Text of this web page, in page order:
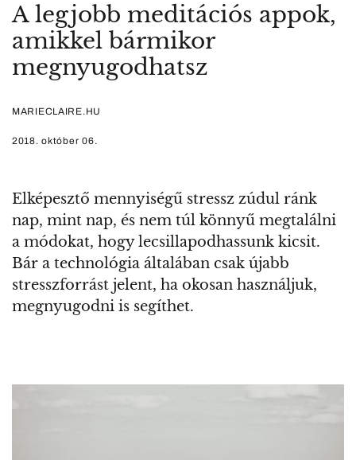
A legjobb meditációs appok,
amikkel bármikor
megnyugodhatsz
MARIECLAIRE.HU
2018. október 06.
Elképesztő mennyiségű stressz zúdul ránk
nap, mint nap, és nem túl könnyű megtalálni
a módokat, hogy lecsillapodhassunk kicsit.
Bár a technológia általában csak újabb
stresszforrást jelent, ha okosan használjuk,
megnyugodni is segíthet.